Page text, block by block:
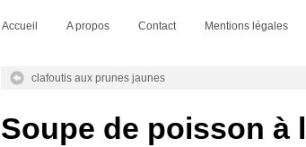
Accueil A propos Contact Mentions légales
clafoutis aux prunes jaunes
Soupe de poisson à